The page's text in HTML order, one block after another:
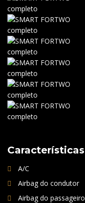
Características
A/C
Airbag do condutor
Airbag do passageiro